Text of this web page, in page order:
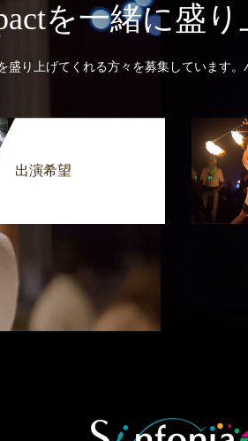
を一緒に盛
盛り上げてくれる方々を募集しています
出演希望